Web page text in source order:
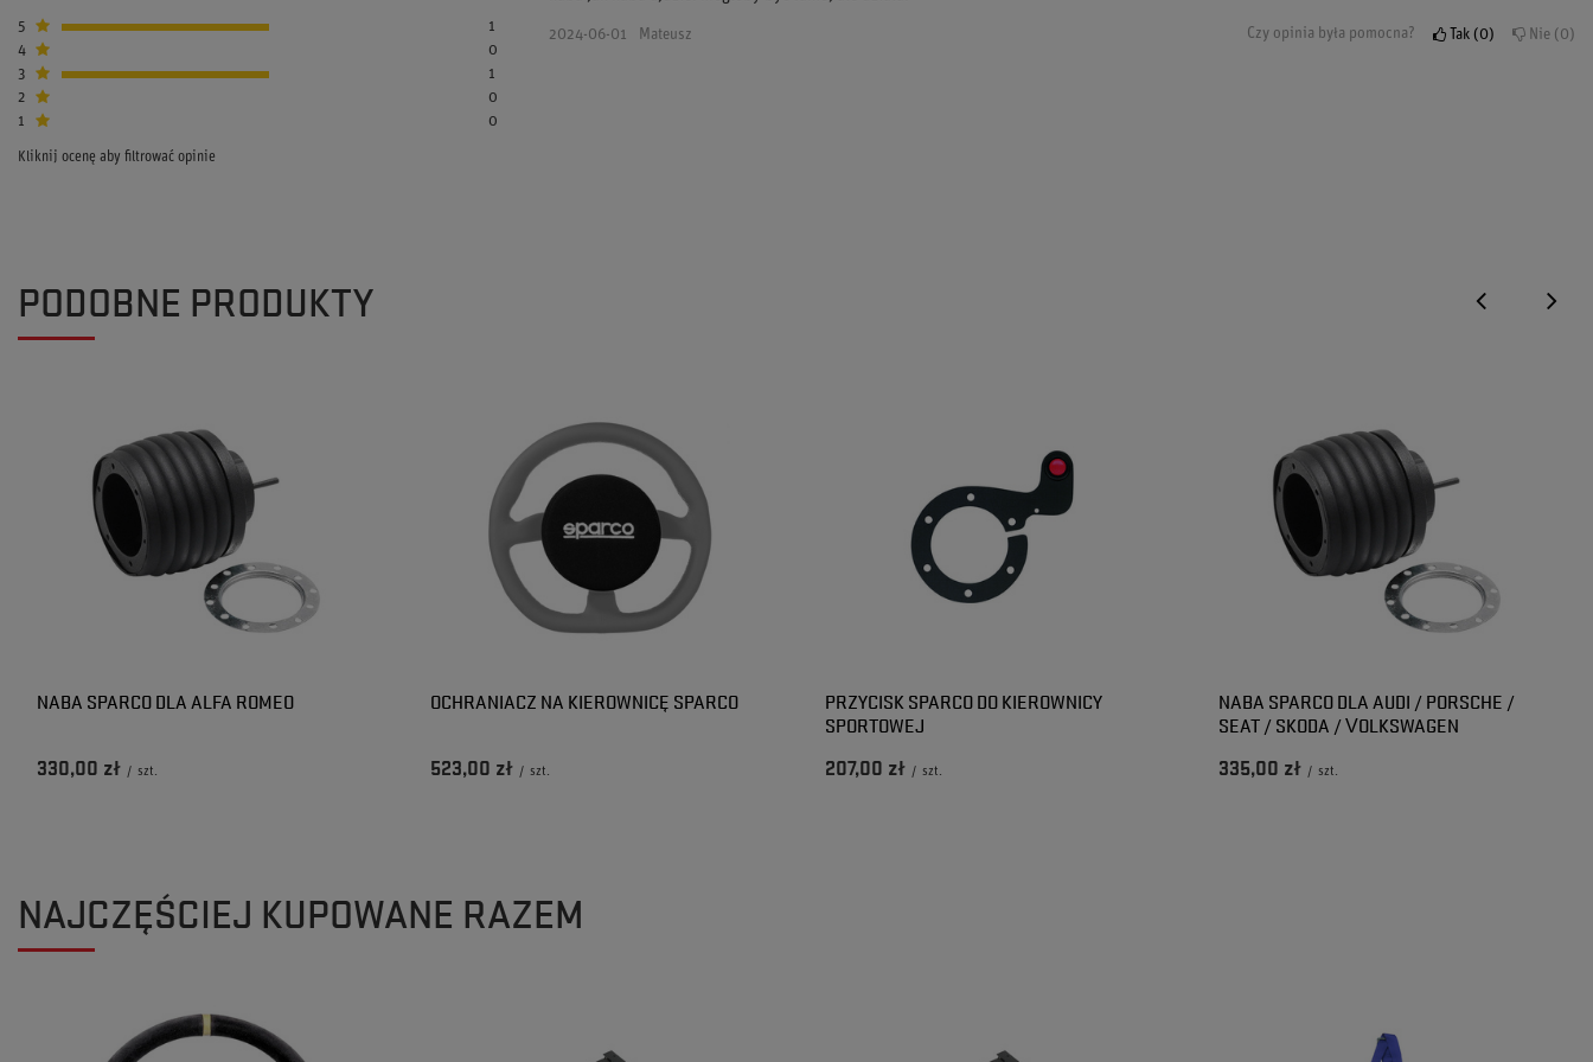
5
1
4
0
3
1
2
0
1
0
Kliknij ocenę aby filtrować opinie
2024-06-01 Mateusz Czy opinia była pomocna? Tak 0 Nie 0
PODOBNE PRODUKTY
NABA SPARCO DLA ALFA ROMEO
330,00 zł / szt.
OCHRANIACZ NA KIEROWNICĘ SPARCO
523,00 zł / szt.
PRZYCISK SPARCO DO KIEROWNICY
SPORTOWEJ
207,00 zł / szt.
NABA SPARCO DLA AUDI / PORSCHE /
SEAT / SKODA / VOLKSWAGEN
335,00 zł / szt.
NAJCZĘŚCIEJ KUPOWANE RAZEM